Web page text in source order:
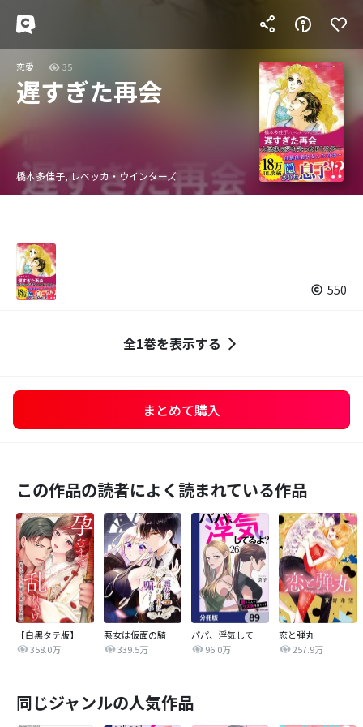
恋愛 35
遅すぎた再会
橋本多佳子, レベッカ・ウインターズ
550
全1巻を表示する
まとめて購入
この作品の読者によく読まれている作品
【白黒タテ版】孕むまで乱れいけ～身代わり花嫁と軍服の猛愛
358.0万
悪女は仮面の騎士に騙されない
339.5万
パパ、浮気してるよ？娘と二人でクズ夫を捨てます【分冊版】
96.0万
恋と弾丸
257.9万
同じジャンルの人気作品